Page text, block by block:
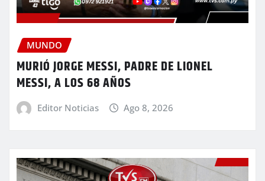
MUNDO
MURIÓ JORGE MESSI, PADRE DE LIONEL
MESSI, A LOS 68 AÑOS
Editor Noticias Ago 8, 2026